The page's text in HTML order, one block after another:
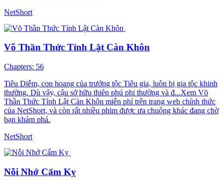
NetShort
Võ Thần Thức Tỉnh Lật Càn Khôn
Chapters: 56
Tiêu Diễm, con hoang của trưởng tộc Tiêu gia, luôn bị gia tộc khinh
thường. Dù vậy, cậu sở hữu thiên phú phi thường và đ...Xem Võ
Thần Thức Tỉnh Lật Càn Khôn miễn phí trên trang web chính thức
của NetShort, và còn rất nhiều phim được ưa chuộng khác đang chờ
bạn khám phá.
NetShort
Nỗi Nhớ Cấm Kỵ